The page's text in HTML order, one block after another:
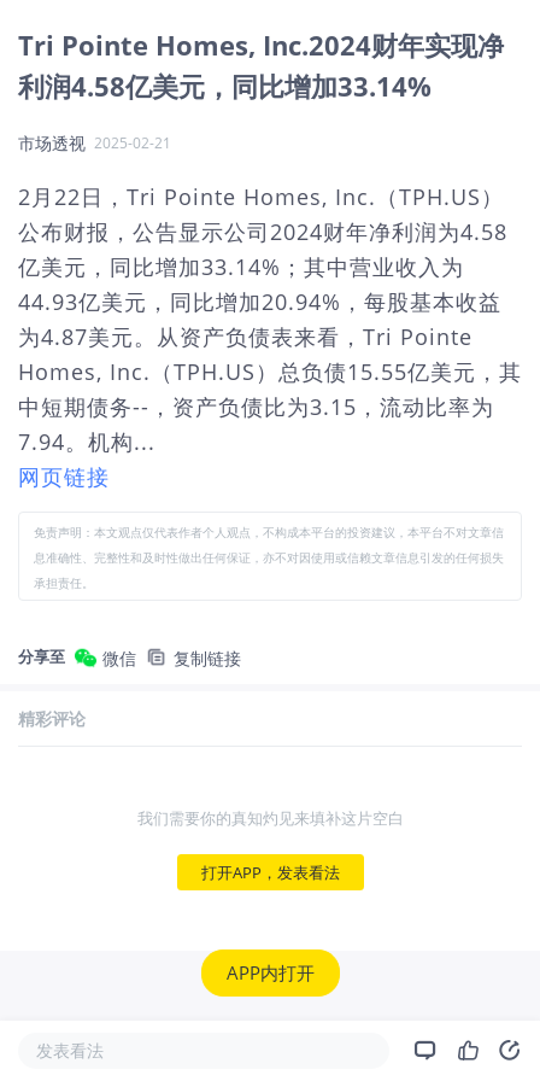
Tri Pointe Homes, Inc.2024财年实现净
利润4.58亿美元，同比增加33.14%
市场透视 2025-02-21
2月22日，Tri Pointe Homes, Inc.（TPH.US）
公布财报，公告显示公司2024财年净利润为4.58
亿美元，同比增加33.14%；其中营业收入为
44.93亿美元，同比增加20.94%，每股基本收益
为4.87美元。从资产负债表来看，Tri Pointe
Homes, Inc.（TPH.US）总负债15.55亿美元，其
中短期债务--，资产负债比为3.15，流动比率为
7.94。机构...
网页链接
免责声明：本文观点仅代表作者个人观点，不构成本平台的投资建议，本平台不对文章信
息准确性、完整性和及时性做出任何保证，亦不对因使用或信赖文章信息引发的任何损失
承担责任。
分享至 微信 复制链接
精彩评论
我们需要你的真知灼见来填补这片空白
打开APP，发表看法
APP内打开
发表看法